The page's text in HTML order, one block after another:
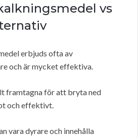
vs
erbjuds ofta av
och är mycket effektiva.
framtagna för att bryta ned
och effektivt.
vara dyrare och innehålla